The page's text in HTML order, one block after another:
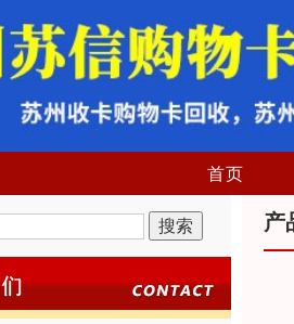
首页
产